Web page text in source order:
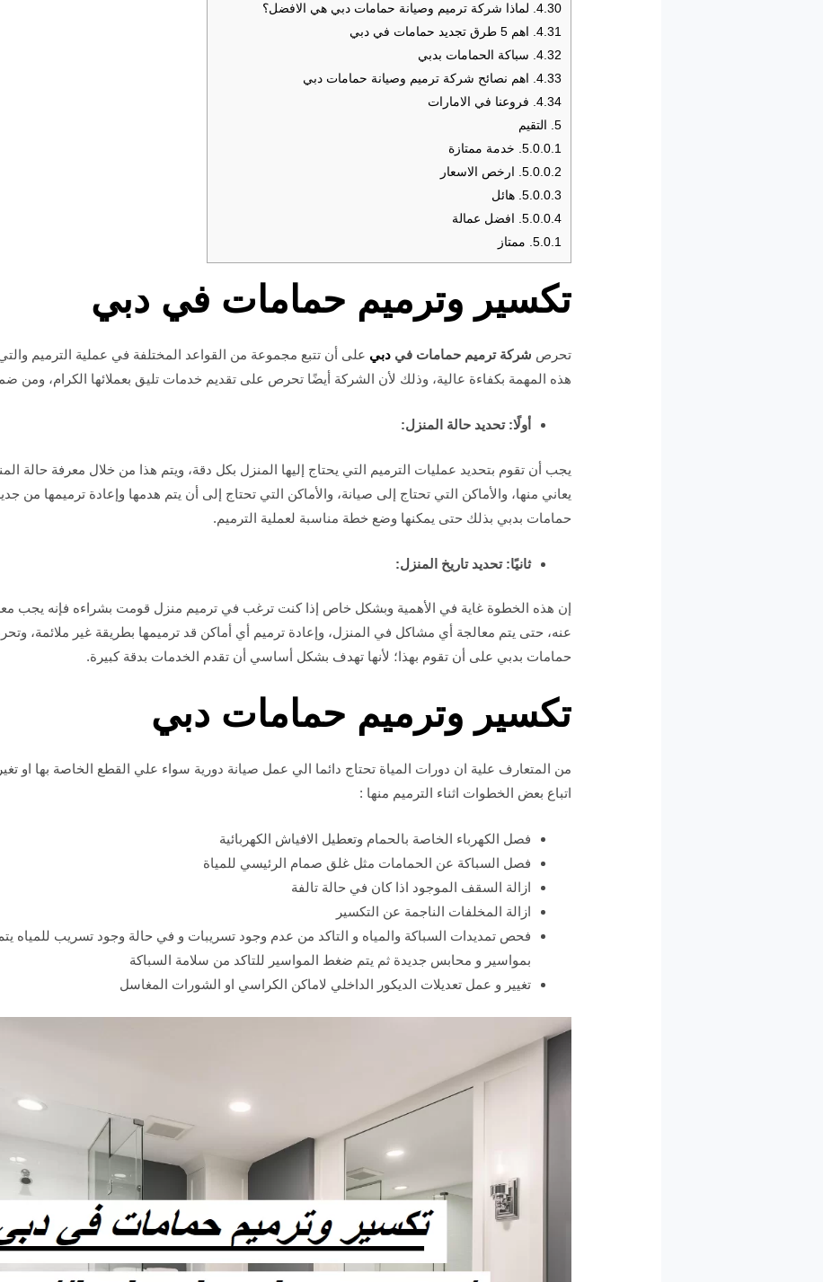
4.30. لماذا شركة ترميم وصيانة حمامات دبي هي الافضل؟
4.31. اهم 5 طرق تجديد حمامات في دبي
4.32. سباكة الحمامات بدبي
4.33. اهم نصائح شركة ترميم وصيانة حمامات دبي
4.34. فروعنا في الامارات
5. التقيم
5.0.0.1. خدمة ممتازة
5.0.0.2. ارخص الاسعار
5.0.0.3. هائل
5.0.0.4. افضل عمالة
5.0.1. ممتاز
تكسير وترميم حمامات في دبي
تحرص شركة ترميم حمامات فيدبي على أن تتبع مجموعة من القواعد المختلفة في عملية الترميم
هذه المهمة بكفاءة عالية، وذلك لأن الشركة أيضًا تحرص على تقديم خدمات تليق بعملائها الكرام، ومن
أولًا: تحديد حالة المنزل:
يجب أن تقوم بتحديد عمليات الترميم التي يحتاج إليها المنزل بكل دقة، ويتم هذا من خلال معرفة حالة
يعاني منها، والأماكن التي تحتاج إلى صيانة، والأماكن التي تحتاج إلى أن يتم هدمها وإعادة ترميمها من
حمامات بدبي بذلك حتى يمكنها وضع خطة مناسبة لعملية الترميم.
ثانيًا: تحديد تاريخ المنزل:
إن هذه الخطوة غاية في الأهمية وبشكل خاص إذا كنت ترغب في ترميم منزل قومت بشراءه فإنه يجب
عنه، حتى يتم معالجة أي مشاكل في المنزل، وإعادة ترميم أي أماكن قد ترميمها بطريقة غير ملائمة،
حمامات بدبي على أن تقوم بهذا؛ لأنها تهدف بشكل أساسي أن تقدم الخدمات بدقة كبيرة.
تكسير وترميم حمامات دبي
من المتعارف علية ان دورات المياة تحتاج دائما الي عمل صيانة دورية سواء علي القطع الخاصة بها او
اتباع بعض الخطوات اثناء الترميم منها :
فصل الكهرباء الخاصة بالحمام وتعطيل الافياش الكهربائية
فصل السباكة عن الحمامات مثل غلق صمام الرئيسي للمياة
ازالة السقف الموجود اذا كان في حالة تالفة
ازالة المخلفات الناجمة عن التكسير
فحص تمديدات السباكة والمياه و التاكد من عدم وجود تسريبات و في حالة وجود تسريب للمياه
بمواسير و محابس جديدة ثم يتم ضغط المواسير للتاكد من سلامة السباكة
تغيير و عمل تعديلات الديكور الداخلي لاماكن الكراسي او الشورات المغاسل